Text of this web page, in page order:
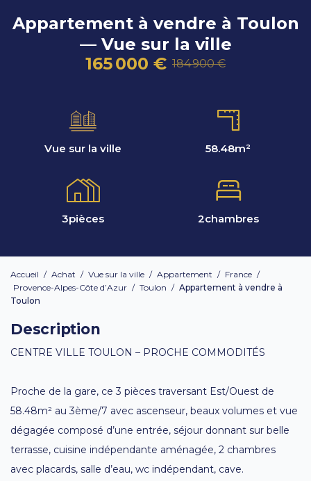
Appartement à vendre à Toulon
— Vue sur la ville
165 000 € 184 900 €
Vue sur la ville 58.48m²
3pièces 2chambres
Accueil / Achat / Vue sur la ville / Appartement / France /
Provence-Alpes-Côte d’Azur / Toulon / Appartement à vendre à
Toulon
Description
CENTRE VILLE TOULON – PROCHE COMMODITÉS
Proche de la gare, ce 3 pièces traversant Est/Ouest de
58.48m² au 3ème/7 avec ascenseur, beaux volumes et vue
dégagée composé d’une entrée, séjour donnant sur belle
terrasse, cuisine indépendante aménagée, 2 chambres
avec placards, salle d’eau, wc indépendant, cave.